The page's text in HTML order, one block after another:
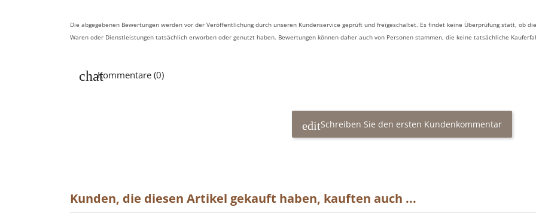
Die abgegebenen Bewertungen werden vor der Veröffentlichung durch unseren Kundenservice geprüft und freigeschaltet. Es findet keine Überprüfung statt, ob
Waren oder Dienstleistungen tatsächlich erworben oder genutzt haben. Bewertungen können daher auch von Personen stammen, die keine tatsächliche
Kommentare (0)
Schreiben Sie den ersten Kundenkommentar
Kunden, die diesen Artikel gekauft haben, kauften auch ...